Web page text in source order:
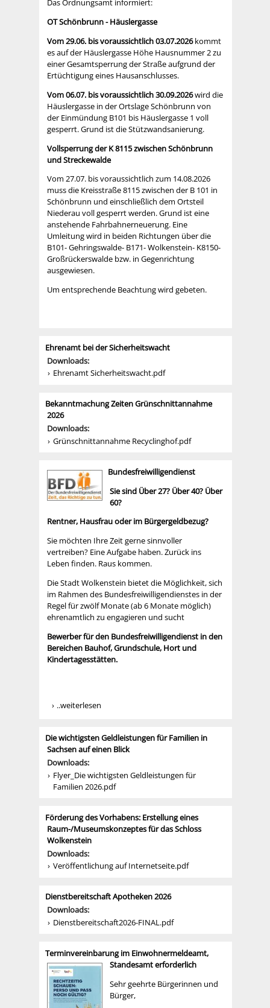
Das Ordnungsamt informiert:
OT Schönbrunn - Häuslergasse
Vom 29.06. bis voraussichtlich 03.07.2026kommt
es auf der Häuslergasse Höhe Hausnummer 2 zu
einer Gesamtsperrung der Straße aufgrund der
Ertüchtigung eines Hausanschlusses.
Vom 06.07. bis voraussichtlich 30.09.2026wird die
Häuslergasse in der Ortslage Schönbrunn von
der Einmündung B101 bis Häuslergasse 1 voll
gesperrt. Grund ist die Stützwandsanierung.
Vollsperrung der K 8115 zwischen Schönbrunn
und Streckewalde
Vom 27.07. bis voraussichtlich zum 14.08.2026
muss die Kreisstraße 8115 zwischen der B 101 in
Schönbrunn und einschließlich dem Ortsteil
Niederau voll gesperrt werden. Grund ist eine
anstehende Fahrbahnerneuerung. Eine
Umleitung wird in beiden Richtungen über die
B101- Gehringswalde- B171- Wolkenstein- K8150-
Großrückerswalde bzw. in Gegenrichtung
ausgewiesen.
Um entsprechende Beachtung wird gebeten.
Ehrenamt bei der Sicherheitswacht
Downloads:
Ehrenamt Sicherheitswacht.pdf
Bekanntmachung Zeiten Grünschnittannahme
2026
Downloads:
Grünschnittannahme Recyclinghof.pdf
Bundesfreiwilligendienst
Sie sind Über 27? Über 40? Über
60?
Rentner, Hausfrau oder im Bürgergeldbezug?
Sie möchten Ihre Zeit gerne sinnvoller
vertreiben? Eine Aufgabe haben. Zurück ins
Leben finden. Raus kommen.
Die Stadt Wolkenstein bietet die Möglichkeit, sich
im Rahmen des Bundesfreiwilligendienstes in der
Regel für zwölf Monate (ab 6 Monate möglich)
ehrenamtlich zu engagieren und sucht
Bewerber für den Bundesfreiwilligendienst in den
Bereichen Bauhof, Grundschule, Hort und
Kindertagesstätten.
..weiterlesen
Die wichtigsten Geldleistungen für Familien in
Sachsen auf einen Blick
Downloads:
Flyer_Die wichtigsten Geldleistungen für
Familien 2026.pdf
Förderung des Vorhabens: Erstellung eines
Raum-/Museumskonzeptes für das Schloss
Wolkenstein
Downloads:
Veröffentlichung auf Internetseite.pdf
Dienstbereitschaft Apotheken 2026
Downloads:
Dienstbereitschaft2026-FINAL.pdf
Terminvereinbarung im Einwohnermeldeamt,
Standesamt erforderlich
Sehr geehrte Bürgerinnen und
Bürger,